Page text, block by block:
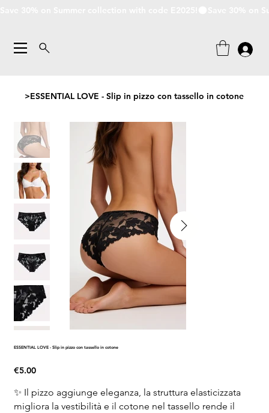
>ESSENTIAL LOVE - Slip in pizzo con tassello in cotone
ESSENTIAL LOVE - Slip in pizzo con tassello in cotone
Price
€5.00
✨ Il pizzo aggiunge eleganza, la struttura elasticizzata
migliora la vestibilità e il cotone nel tassello rende il